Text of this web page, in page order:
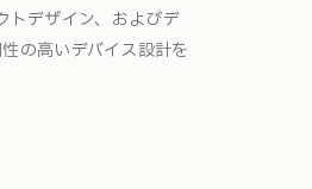
トデザイン、およびデ
の高いデバイス設計を